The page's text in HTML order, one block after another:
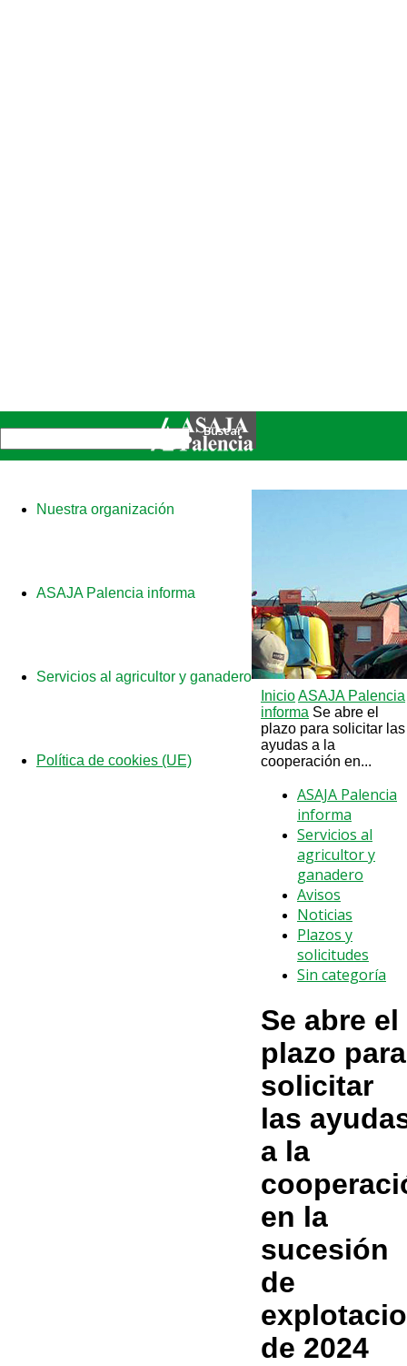
Nuestra organización
ASAJA Palencia informa
Servicios al agricultor y ganadero
Política de cookies (UE)
InicioASAJA Palencia
informa Se abre el
plazo para solicitar las
ayudas a la
cooperación en...
ASAJA Palencia
informa
Servicios al
agricultor y
ganadero
Avisos
Noticias
Plazos y
solicitudes
Sin categoría
Se abre el
plazo para
solicitar
las
a la
en la
sucesión
de
de 2024